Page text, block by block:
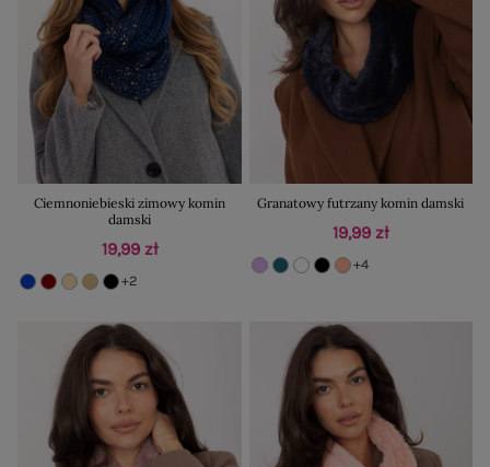
Ciemnoniebieski zimowy komin
damski
19,99 zł
+2
Granatowy futrzany komin damski
19,99 zł
+4